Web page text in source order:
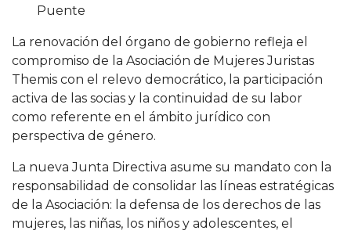
Puente
La renovación del órgano de gobierno refleja el
compromiso de la Asociación de Mujeres Juristas
Themis con el relevo democrático, la participación
activa de las socias y la continuidad de su labor
como referente en el ámbito jurídico con
perspectiva de género.
La nueva Junta Directiva asume su mandato con la
responsabilidad de consolidar las líneas estratégicas
de la Asociación: la defensa de los derechos de las
mujeres, las niñas, los niños y adolescentes, el